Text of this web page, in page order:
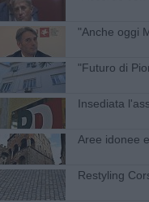
"​Anche oggi
"Futuro di
Insediata
Aree idonee
Restyling